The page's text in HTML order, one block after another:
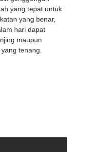
yang tepat untuk
yang benar,
hari dapat
maupun
tenang.